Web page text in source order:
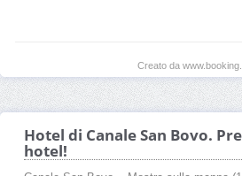
Creato da
Hotel di Canale San Bovo.
hotel!